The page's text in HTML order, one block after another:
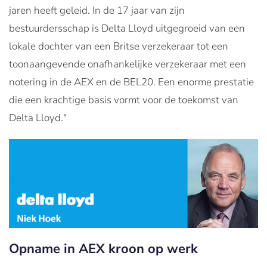
jaren heeft geleid. In de 17 jaar van zijn
bestuurdersschap is Delta Lloyd uitgegroeid van een
lokale dochter van een Britse verzekeraar tot een
toonaangevende onafhankelijke verzekeraar met een
notering in de AEX en de BEL20. Een enorme prestatie
die een krachtige basis vormt voor de toekomst van
Delta Lloyd."
Opname in AEX kroon op werk